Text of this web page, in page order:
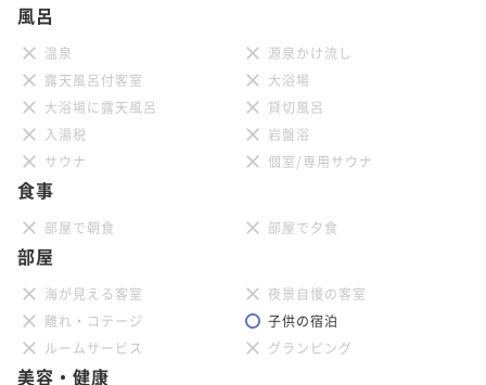
風呂
温泉
源泉かけ流し
露天風呂付客室
大浴場
大浴場に露天風呂
貸切風呂
入湯税
岩盤浴
サウナ
個室/専用サウナ
食事
部屋で朝食 部屋で夕食
部屋
海が見える客室
夜景自慢の客室
離れ・コテージ
子供の宿泊
ルームサービス
グランピング
美容・健康